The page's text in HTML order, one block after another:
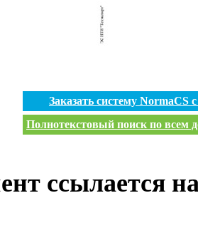
Заказать систему
Полнотекстовый поиск по всем
ссылается